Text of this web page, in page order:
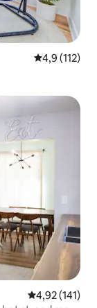
Gemiddelde
4,9 (112)
Gemiddelde
4,92 (141)